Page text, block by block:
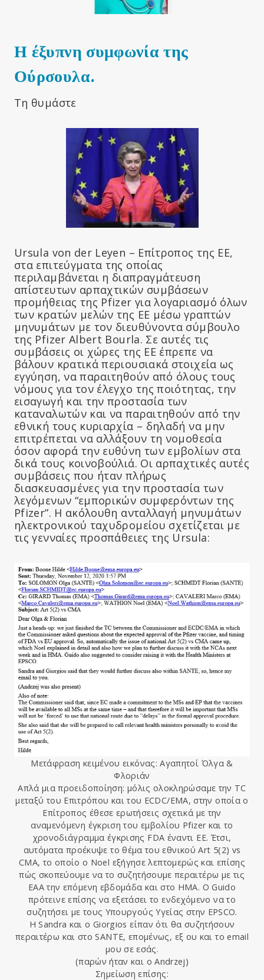
Η έξυπνη συμφωνία της
Ούρσουλα.
Τη θυμάστε
Ursula von der Leyen – Επίτροπος της ΕΕ,
στα επιτεύγματα της οποίας
περιλαμβάνεται η διαπραγμάτευση
απίστευτων αρπαχτικών συμβάσεων
προμήθειας της Pfizer για λογαριασμό όλων
των κρατών μελών της ΕΕ μέσω γραπτών
μηνυμάτων με τον διευθύνοντα σύμβουλο
της Pfizer Albert Bourla. Σε αυτές τις
συμβάσεις οι χώρες της ΕΕ έπρεπε να
βάλουν κρατικά περιουσιακά στοιχεία ως
εγγύηση, να παραιτηθούν από όλους τους
νόμους για τον έλεγχο της ποιότητας, την
εισαγωγή και την προστασία των
καταναλωτών και να παραιτηθούν από την
εθνική τους κυριαρχία – δηλαδή να μην
επιτρέπεται να αλλάξουν τη νομοθεσία
όσον αφορά την ευθύνη των εμβολίων στα
δικά τους κοινοβούλιά. Οι αρπαχτικές αυτές
συμβάσεις που ήταν πλήρως
διασκευασμένες για την προστασία των
λεγόμενων “εμπορικών συμφερόντων της
Pfizer”. Η ακόλουθη ανταλλαγή μηνυμάτων
ηλεκτρονικού ταχυδρομείου σχετίζεται με
τις γενναίες προσπάθειες της Ursula:
Μετάφραση κειμένου εικόνας: Αγαπητοί Όλγα &
Φλοριάν
Απλά μια προειδοποίηση: μόλις ολοκληρώσαμε την TC
μεταξύ του Επιτρόπου και του ECDC/EMA, στην οποία ο
Επίτροπος έθεσε ερωτήσεις σχετικά με την
αναμενόμενη έγκριση του εμβολίου Pfizer και το
χρονοδιάγραμμα έγκρισης FDA έναντι ΕΕ. Έτσι,
αυτόματα προέκυψε το θέμα του εθνικού Art 5(2) vs
CMA, το οποίο ο Noel εξήγησε λεπτομερώς και επίσης
πώς σκοπεύουμε να το συζητήσουμε περαιτέρω με τις
ΕΑΑ την επόμενη εβδομάδα και στο HMA. Ο Guido
πρότεινε επίσης να εξετάσει το ενδεχόμενο να το
συζητήσει με τους Υπουργούς Υγείας στην EPSCO.
Η Sandra και ο Giorgios είπαν ότι θα συζητήσουν
περαιτέρω και στο SANTE, επομένως, εξ ου και το email
μου σε εσάς.
(παρών ήταν και ο Andrzej)
Σημείωση επίσης: